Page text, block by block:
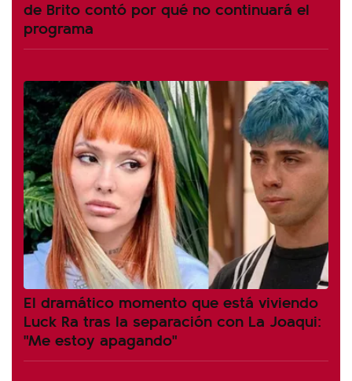
de Brito contó por qué no continuará el
programa
El dramático momento que está viviendo
Luck Ra tras la separación con La Joaqui:
"Me estoy apagando"